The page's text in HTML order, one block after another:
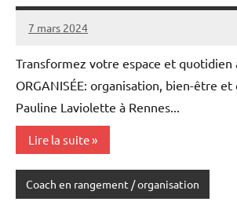
7 mars 2024
annuairecoaching
Transformez votre espace et quotidien
ORGANISÉE: organisation, bien-être
Pauline Laviolette à Rennes...
Lire la suite
Coach en rangement / organisation